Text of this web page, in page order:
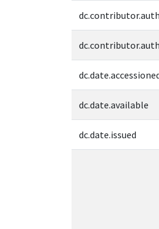
dc.date.available
dc.date.issued